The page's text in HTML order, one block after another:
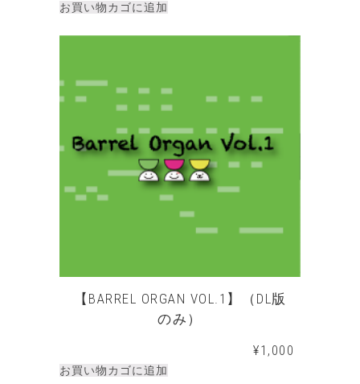
お買い物カゴに追加
【BARREL ORGAN VOL.1】（DL版
のみ）
¥1,000
お買い物カゴに追加